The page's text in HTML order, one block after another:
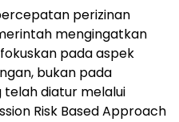
perizinan
mengingatkan
pada aspek
bukan pada
telah diatur melalui
Risk Based Approach